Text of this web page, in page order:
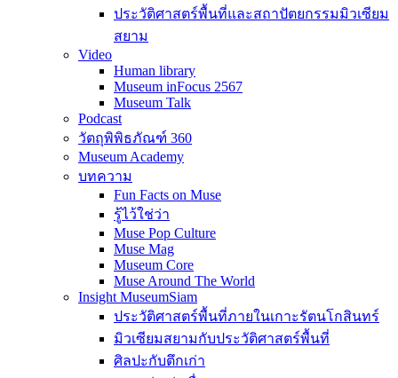
ประวัติศาสตร์พื้นที่และสถาปัตยกรรมมิวเซียม
สยาม
Video
Human library
Museum inFocus 2567
Museum Talk
Podcast
วัตถุพิพิธภัณฑ์ 360
Museum Academy
บทความ
Fun Facts on Muse
รู้ไว้ใช่ว่า
Muse Pop Culture
Muse Mag
Museum Core
Muse Around The World
Insight MuseumSiam
ประวัติศาสตร์พื้นที่ภายในเกาะรัตนโกสินทร์
มิวเซียมสยามกับประวัติศาสตร์พื้นที่
ศิลปะกับตึกเก่า